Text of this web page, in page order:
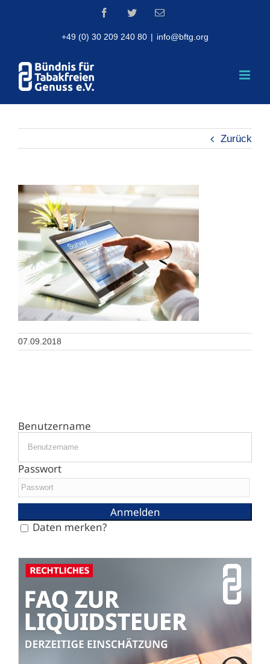
FacebookTwitterEmail
+49 (0) 30 209 240 80 | info@bftg.org
Zurück
07.09.2018
Benutzername
Passwort
Daten merken?